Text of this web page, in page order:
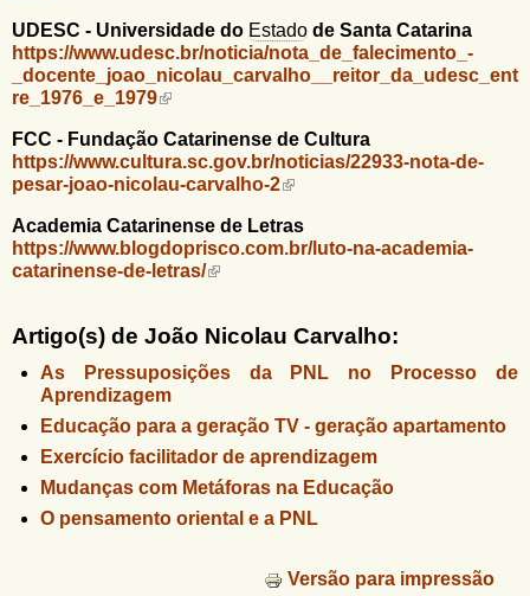
UDESC - Universidade do Estado de Santa Catarina
https://www.udesc.br/noticia/nota_de_falecimento_-
_docente_joao_nicolau_carvalho__reitor_da_udesc_ent
re_1976_e_1979
FCC - Fundação Catarinense de Cultura
https://www.cultura.sc.gov.br/noticias/22933-nota-de-
pesar-joao-nicolau-carvalho-2
Academia Catarinense de Letras
https://www.blogdoprisco.com.br/luto-na-academia-
catarinense-de-letras/
Artigo(s) de João Nicolau Carvalho:
As Pressuposições da PNL no Processo de
Aprendizagem
Educação para a geração TV - geração apartamento
Exercício facilitador de aprendizagem
Mudanças com Metáforas na Educação
O pensamento oriental e a PNL
Versão para impressão